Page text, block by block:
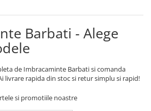
Barbati - Alege
de Imbracaminte Barbati si comanda
livrare rapida din stoc si retur simplu si rapid!
si promotiile noastre